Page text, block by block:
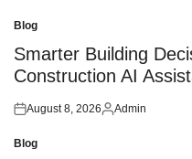
Posted
in
Blog
Smarter Building
Construction AI
Posted
August 8, 2026
Posted
Admin
Posted
Blog